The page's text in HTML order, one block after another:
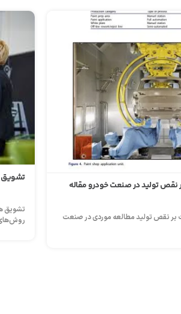
نقص تولید در صنعت خودرو مقاله
بر نقص تولید مطالعه موردی در صنعت
تشویق
تشویق